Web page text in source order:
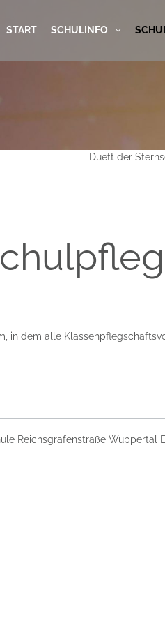
START SCHULINFO
Duett der
in dem alle
Reichsgrafenstraße Wuppertal